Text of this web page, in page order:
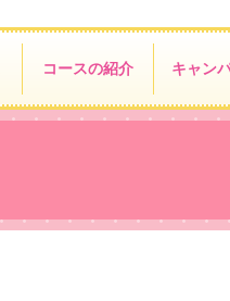
コースの紹介 キャン